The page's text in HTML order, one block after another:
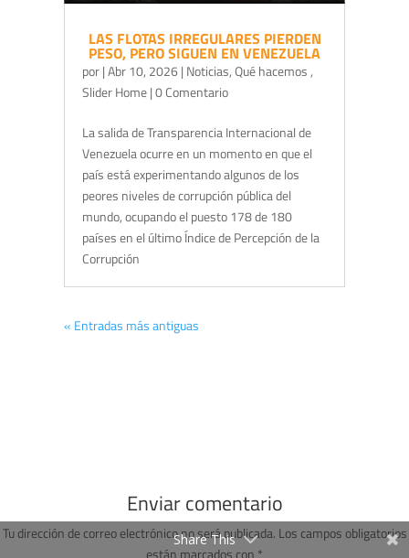
LAS FLOTAS IRREGULARES PIERDEN
PESO, PERO SIGUEN EN VENEZUELA
por|Abr 10, 2026| Noticias,Qué hacemos ,
Slider Home| 0 Comentario
La salida de Transparencia Internacional de
Venezuela ocurre en un momento en que el
país está experimentando algunos de los
peores niveles de corrupción pública del
mundo, ocupando el puesto 178 de 180
países en el último Índice de Percepción de la
Corrupción
« Entradas más antiguas
Enviar comentario
Tu dirección de correo electrónico no será publicada. Los campos obligatorios
están marcados con *
Share This